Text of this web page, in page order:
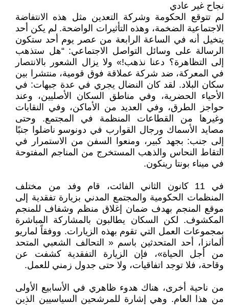
نجاح غير عادي
لم تتوقع الحكومة وشركة التعدين مثل هذه الانتفاضة
الاجتماعية الضخمة، وهذه التأثيرات الواضحة. لم يكن أحد
يتخيل أنه في الساعة الرابعة من عصر يوم أحد ستكون
الرسالة على وسائل التواصل الاجتماعي: “هل ستذهب
إلى التظاهرة؟ دعنا نذهب!» ولا يزال الشعور بالانتصار
في المعركة، ضد شركة عملاقة فوق قومية، منتشرا بين
سكان البلاد. لقد كان النضال يجري في عدة جبهات: في
الأحياء الحضرية، وفي مناطق السكان الأصليين، وعند
حواجز الطرق، وفي العديد من الأماكن، وفي النقابات
وغيرها من القطاعات المنظمة في المجتمع. وحتى
مصايد الأسماك ورجال القوارب في دونوسو ناضلوا جنبًا
إلى جنب: بجهد كبير، ومنعوا السفن من الاستمرار في
التقاط النحاس والذهب المستخرج من المناجم المفتوحة
في ميناء بونتا رينكون.
في 11 كانون الثاني الفائت، قام وفد من مختلف
المنظمات الحكومية والمجتمع المدني بزيارة تفقدية إلى
موقع المنجم بهدف ضمان إغلاق منظم وشفاف للمنجم
المكشوف. لكن السكان يطالبون بالمشاركة المباشرة
بمجموعات العمل التي تقوم بهذه الزيارات. ووفقاً لماريو
ألمانزا، أحد المتحدثين باسم « التحالف الشعبي المتحد
من أجل الحياة»، فإن الزيارة التفقدية كشفت عن
وقاحة، فلا توجد اتفاقيات، ولا حتى جدول زمني للعمل.
من ناحية أخرى، هناك هدوء ظاهري في الأسابيع الأولى
من هذا العام. وهي إشارة للمرشحين السياسيين الذين